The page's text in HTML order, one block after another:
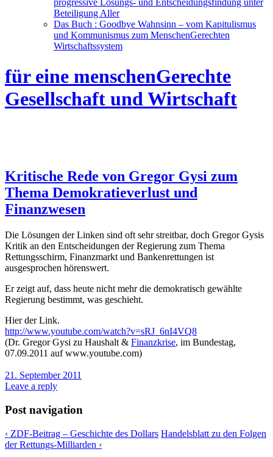
progressive Lösungs- und Entscheidungsfindung unter
Beteiligung Aller
Das Buch : Goodbye Wahnsinn – vom Kapitulismus
und Kommunismus zum MenschenGerechten
Wirtschaftssystem
für eine menschenGerechte
Gesellschaft und Wirtschaft
Kritische Rede von Gregor Gysi zum
Thema Demokratieverlust und
Finanzwesen
Die Lösungen der Linken sind oft sehr streitbar, doch Gregor Gysis
Kritik an den Entscheidungen der Regierung zum Thema
Rettungsschirm, Finanzmarkt und Bankenrettungen ist
ausgesprochen hörenswert.
Er zeigt auf, dass heute nicht mehr die demokratisch gewählte
Regierung bestimmt, was geschieht.
Hier der Link.
http://www.youtube.com/watch?v=sRJ_6nI4VQ8
(Dr. Gregor Gysi zu Haushalt & Finanzkrise, im Bundestag,
07.09.2011 auf www.youtube.com)
21. September 2011
Leave a reply
Post navigation
‹ ZDF-Beitrag – Geschichte des Dollars Handelsblatt zu den Folgen
der Rettungs-Milliarden ›